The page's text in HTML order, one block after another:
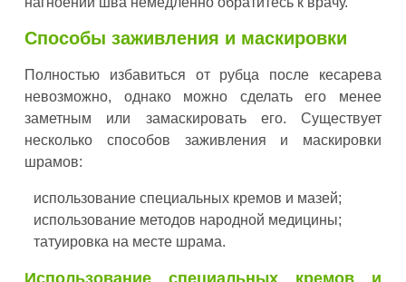
Способы заживления и маскировки
Полностью избавиться от рубца после кесарева
невозможно, однако можно сделать его менее
заметным или замаскировать его. Существует
несколько способов заживления и маскировки
шрамов:
использование специальных кремов и мазей;
использование методов народной медицины;
татуировка на месте шрама.
Использование специальных кремов и